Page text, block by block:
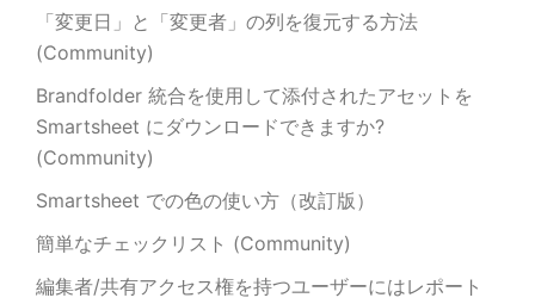
「変更日」と「変更者」の列を復元する方法
(Community)
Brandfolder 統合を使用して添付されたアセットを
Smartsheet にダウンロードできますか?
(Community)
Smartsheet での色の使い方（改訂版）
簡単なチェックリスト (Community)
編集者/共有アクセス権を持つユーザーにはレポート